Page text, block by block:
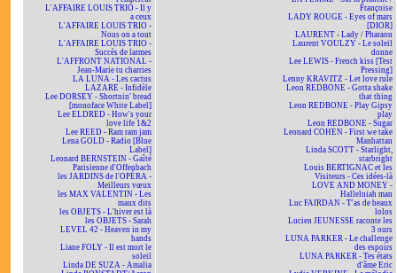
L'AFFAIRE LOUIS TRIO - Il y
a ceux
L'AFFAIRE LOUIS TRIO -
Nous on a tout
L'AFFAIRE LOUIS TRIO -
Succès de larmes
L'AFFRONT NATIONAL -
Jean-Marie tu charries
LA LUNA - Les cactus
LAZARE - Infidèle
Lee DORSEY - Shortnin' bread
[monoface White Label]
Lee ELDRED - How's your
love life 1&2
Lee REED - Ram ram jam
Lena GOLD - Radio [Blue
Label]
Leonard BERNSTEIN - Gaîté
Parisienne d'Offenbach
les JARDINS de l'OPÉRA -
Meilleurs vœux
les MAX VALENTIN - Les
maux dits
les OBJETS - L'hiver est là
les OBJETS - Sarah
LEVEL 42 - Heaven in my
hands
Liane FOLY - Il est mort le
soleil
Linda DE SUZA - Amalia
Françoise
LADY ROUGE - Eyes of mars
[DIOR]
LAURENT - Lady / Pharaon
Laurent VOULZY - Le soleil
donne
Lee LEWIS - French kiss [Test
Pressing]
Lenny KRAVITZ - Let love rule
Leon REDBONE - Gotta shake
that thing
Leon REDBONE - Play Gipsy
play
Leon REDBONE - Sugar
Leonard COHEN - First we take
Manhattan
Linda SCOTT - Starlight,
starbright
Louis BERTIGNAC et les
Visiteurs - Ces idées-là
LOVE AND MONEY -
Halleluiah man
Luc FAIRDAN - T'as de beaux
lolos
Lucien JEUNESSE raconte les
3 ours
LUNA PARKER - Le challenge
des espoirs
LUNA PARKER - Tes états
d'âme Eric